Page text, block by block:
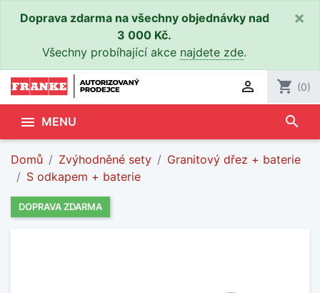
Doprava zdarma na všechny objednávky nad
3 000 Kč.
Všechny probíhající akce najdete zde.
×
 shopping_cart (0)
 MENU search
Domů Zvýhodněné sety
Granitový dřez + baterie
S odkapem + baterie
DOPRAVA ZDARMA